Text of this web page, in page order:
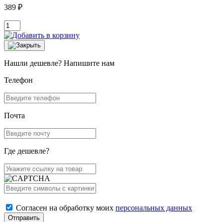
389 ₽
Нашли дешевле? Напишите нам
Телефон
Почта
Где дешевле?
Согласен на обработку моих персональных данных
Отправить